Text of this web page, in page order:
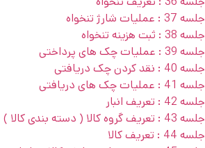
جلسه 37 : عملیات شارژ تنخواه
جلسه 38 : ثبت هزینه تنخواه
جلسه 39 : عملیات چک های پرداختی
جلسه 40 : نقد کردن چک دریافتی
جلسه 41 : عملیات چک های دریافتی
جلسه 42 : تعریف انبار
جلسه 43 : تعریف گروه کالا ( دسته بندی کالا )
جلسه 44 : تعریف کالا